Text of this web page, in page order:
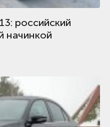
российский
начинкой